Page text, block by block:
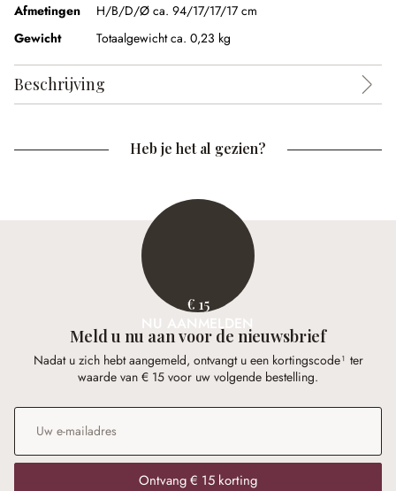
Afmetingen
H/B/D/Ø ca. 94/17/17/17 cm
Gewicht
Totaalgewicht ca. 0,23 kg
Beschrijving
Heb je het al gezien?
€ 15
NU AANMELDEN
Meld u nu aan voor de nieuwsbrief
Nadat u zich hebt aangemeld, ontvangt u een kortingscode¹ ter
waarde van € 15 voor uw volgende bestelling.
E-mailadres
Ontvang € 15 korting